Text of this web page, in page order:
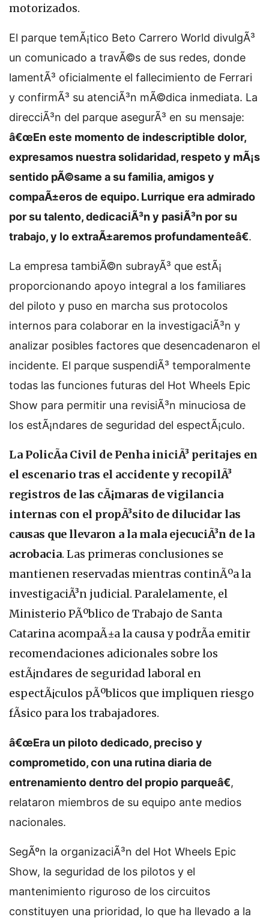
motorizados.
El parque temÃ¡tico Beto Carrero World divulgÃ³
un comunicado a travÃ©s de sus redes, donde
lamentÃ³ oficialmente el fallecimiento de Ferrari
y confirmÃ³ su atenciÃ³n mÃ©dica inmediata. La
direcciÃ³n del parque asegurÃ³ en su mensaje:
â€œEn este momento de indescriptible dolor,
expresamos nuestra solidaridad, respeto y mÃ¡s
sentido pÃ©same a su familia, amigos y
compaÃ±eros de equipo. Lurrique era admirado
por su talento, dedicaciÃ³n y pasiÃ³n por su
trabajo, y lo extraÃ±aremos profundamenteâ€.
La empresa tambiÃ©n subrayÃ³ que estÃ¡
proporcionando apoyo integral a los familiares
del piloto y puso en marcha sus protocolos
internos para colaborar en la investigaciÃ³n y
analizar posibles factores que desencadenaron el
incidente. El parque suspendiÃ³ temporalmente
todas las funciones futuras del Hot Wheels Epic
Show para permitir una revisiÃ³n minuciosa de
los estÃ¡ndares de seguridad del espectÃ¡culo.
La PolicÃ­a Civil de Penha iniciÃ³ peritajes en
el escenario tras el accidente y recopilÃ³
registros de las cÃ¡maras de vigilancia
internas con el propÃ³sito de dilucidar las
causas que llevaron a la mala ejecuciÃ³n de la
acrobacia. Las primeras conclusiones se
mantienen reservadas mientras continÃºa la
investigaciÃ³n judicial. Paralelamente, el
Ministerio PÃºblico de Trabajo de Santa
Catarina acompaÃ±a la causa y podrÃ­a emitir
recomendaciones adicionales sobre los
estÃ¡ndares de seguridad laboral en
espectÃ¡culos pÃºblicos que impliquen riesgo
fÃ­sico para los trabajadores.
â€œEra un piloto dedicado, preciso y
comprometido, con una rutina diaria de
entrenamiento dentro del propio parqueâ€,
relataron miembros de su equipo ante medios
nacionales.
SegÃºn la organizaciÃ³n del Hot Wheels Epic
Show, la seguridad de los pilotos y el
mantenimiento riguroso de los circuitos
constituyen una prioridad, lo que ha llevado a la